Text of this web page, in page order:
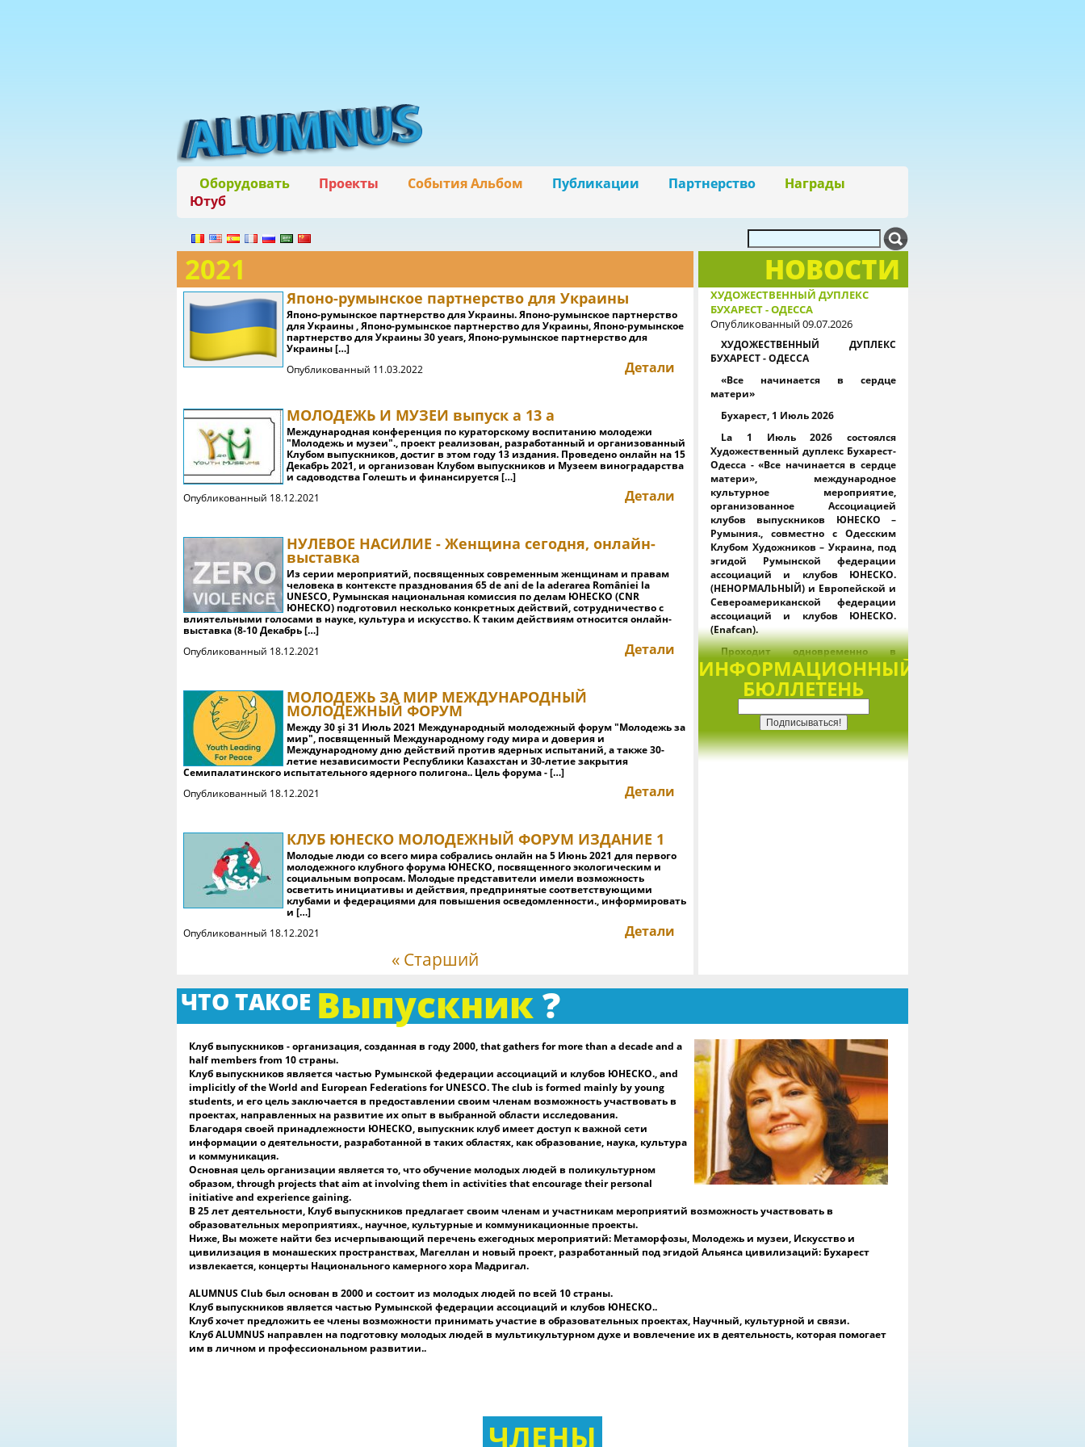
Оборудовать Проекты События Альбом Публикации Партнерство
Награды
Ютуб
2021
Японо-румынское партнерство для Украины
Японо-румынское партнерство для Украины. Японо-румынское партнерство
для Украины , Японо-румынское партнерство для Украины, Японо-румынское
партнерство для Украины 30 years, Японо-румынское партнерство для
Украины […]
Детали
Опубликованный 11.03.2022
МОЛОДЕЖЬ И МУЗЕИ выпуск а 13 a
Международная конференция по кураторскому воспитанию молодежи
"Молодежь и музеи"., проект реализован, разработанный и организованный
Клубом выпускников, достиг в этом году 13 издания. Проведено онлайн на 15
Декабрь 2021, и организован Клубом выпускников и Музеем виноградарства
и садоводства Голешть и финансируется […]
Детали
Опубликованный 18.12.2021
НУЛЕВОЕ НАСИЛИЕ - Женщина сегодня, онлайн-
выставка
Из серии мероприятий, посвященных современным женщинам и правам
человека в контексте празднования 65 de ani de la aderarea României la
UNESCO, Румынская национальная комиссия по делам ЮНЕСКО (CNR
ЮНЕСКО) подготовил несколько конкретных действий, сотрудничество с
влиятельными голосами в науке, культура и искусство. К таким действиям относится онлайн-
выставка (8-10 Декабрь […]
Детали
Опубликованный 18.12.2021
МОЛОДЕЖЬ ЗА МИР МЕЖДУНАРОДНЫЙ
МОЛОДЕЖНЫЙ ФОРУМ
Между 30 şi 31 Июль 2021 Международный молодежный форум "Молодежь за
мир", посвященный Международному году мира и доверия и
Международному дню действий против ядерных испытаний, а также 30-
летие независимости Республики Казахстан и 30-летие закрытия
Семипалатинского испытательного ядерного полигона.. Цель форума - […]
Детали
Опубликованный 18.12.2021
КЛУБ ЮНЕСКО МОЛОДЕЖНЫЙ ФОРУМ ИЗДАНИЕ 1
Молодые люди со всего мира собрались онлайн на 5 Июнь 2021 для первого
молодежного клубного форума ЮНЕСКО, посвященного экологическим и
социальным вопросам. Молодые представители имели возможность
осветить инициативы и действия, предпринятые соответствующими
клубами и федерациями для повышения осведомленности., информировать
и […]
Детали
Опубликованный 18.12.2021
« Старший
НОВОСТИ
ХУДОЖЕСТВЕННЫЙ ДУПЛЕКС
БУХАРЕСТ - ОДЕССА
Опубликованный 09.07.2026
ХУДОЖЕСТВЕННЫЙ ДУПЛЕКС
БУХАРЕСТ - ОДЕССА
«Все начинается в сердце
матери»
Бухарест, 1 Июль 2026
La 1 Июль 2026 состоялся
Художественный дуплекс Бухарест-
Одесса - «Все начинается в сердце
матери», международное
культурное мероприятие,
организованное Ассоциацией
клубов выпускников ЮНЕСКО –
Румыния., совместно с Одесским
Клубом Художников – Украина, под
эгидой Румынской федерации
ассоциаций и клубов ЮНЕСКО.
(НЕНОРМАЛЬНЫЙ) и Европейской и
Североамериканской федерации
ассоциаций и клубов ЮНЕСКО.
(Enafcan).
Проходит одновременно в
Бухаресте и Одессе., через
платформу Webex, мероприятие
собрало представителей ЮНЕСКО,
федераций клубного движения
ЮНЕСКО, лидеры партнерских
организаций и артисты из
Румынии и Украины, в диалоге,
встреча душ., культур и общих
надежд, подтверждая роль
искусства как универсального
языка и инструмента
межкультурного диалога и
построения мира. Одновременно,
подчеркнул поддержку,
оказываемую движением «Клубы
ЮНЕСКО» детям и матерям
беженцев в Украине, а также
важность развития
сотрудничества с вновь созданным
движением «Клубы ЮНЕСКО» в
почетные международные гости:
* ASSEE UTGEVOCA, Координатор
ЮНЕСКО в Париже, который
выступил с официальными
выводами мероприятия;
ИНФОРМАЦИОННЫЙ
БЮЛЛЕТЕНЬ
ЧТО ТАКОЕ Выпускник?
Клуб выпускников - организация, созданная в году 2000, that gathers for more than a decade and a
half members from 10 страны.
Клуб выпускников является частью Румынской федерации ассоциаций и клубов ЮНЕСКО., and
implicitly of the World and European Federations for UNESCO. The club is formed mainly by young
students, и его цель заключается в предоставлении своим членам возможность участвовать в
проектах, направленных на развитие их опыт в выбранной области исследования.
Благодаря своей принадлежности ЮНЕСКО, выпускник клуб имеет доступ к важной сети
информации о деятельности, разработанной в таких областях, как образование, наука, культура
и коммуникация.
Основная цель организации является то, что обучение молодых людей в поликультурном
образом, through projects that aim at involving them in activities that encourage their personal
initiative and experience gaining.
В 25 лет деятельности, Клуб выпускников предлагает своим членам и участникам мероприятий возможность участвовать в
образовательных мероприятиях., научное, культурные и коммуникационные проекты.
Ниже, Вы можете найти без исчерпывающий перечень ежегодных мероприятий: Метаморфозы, Молодежь и музеи, Искусство и
цивилизация в монашеских пространствах, Магеллан и новый проект, разработанный под эгидой Альянса цивилизаций: Бухарест
извлекается, концерты Национального камерного хора Мадригал.
ALUMNUS Club был основан в 2000 и состоит из молодых людей по всей 10 страны.
Клуб выпускников является частью Румынской федерации ассоциаций и клубов ЮНЕСКО..
Клуб хочет предложить ее члены возможности принимать участие в образовательных проектах, Научный, культурной и связи.
Клуб ALUMNUS направлен на подготовку молодых людей в мультикультурном духе и вовлечение их в деятельность, которая помогает
им в личном и профессиональном развитии..
ЧЛЕНЫ